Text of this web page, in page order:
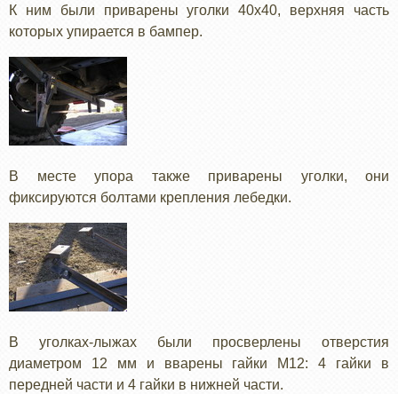
К ним были приварены уголки 40х40, верхняя часть
которых упирается в бампер.
В месте упора также приварены уголки, они
фиксируются болтами крепления лебедки.
В уголках-лыжах были просверлены отверстия
диаметром 12 мм и вварены гайки М12: 4 гайки в
передней части и 4 гайки в нижней части.